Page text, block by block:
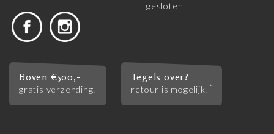
gesloten
Boven €500,-
gratis verzending!
Tegels over?
retour is mogelijk! *